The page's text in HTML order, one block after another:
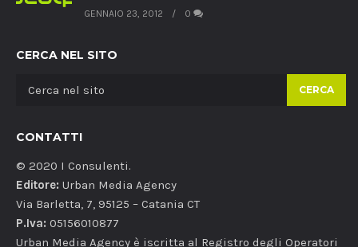
GENNAIO 23, 2012 0
CERCA NEL SITO
CERCA
CONTATTI
© 2020 I Consulenti.
Editore: Urban Media Agency
Via Barletta, 7, 95125 – Catania CT
P.Iva: 05156010877
Urban Media Agency è iscritta al Registro degli Operatori